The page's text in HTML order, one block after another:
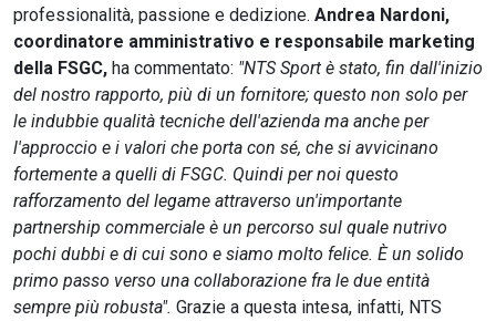
professionalità, passione e dedizione. Andrea Nardoni,
coordinatore amministrativo e responsabile marketing
della FSGC, ha commentato: "NTS Sport è stato, fin dall'inizio
del nostro rapporto, più di un fornitore; questo non solo per
le indubbie qualità tecniche dell'azienda ma anche per
l'approccio e i valori che porta con sé, che si avvicinano
fortemente a quelli di FSGC. Quindi per noi questo
rafforzamento del legame attraverso un'importante
partnership commerciale è un percorso sul quale nutrivo
pochi dubbi e di cui sono e siamo molto felice. È un solido
primo passo verso una collaborazione fra le due entità
sempre più robusta". Grazie a questa intesa, infatti, NTS